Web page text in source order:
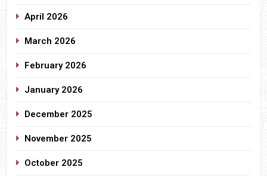
April 2026
March 2026
February 2026
January 2026
December 2025
November 2025
October 2025